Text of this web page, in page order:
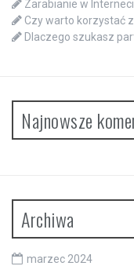
Zarabianie w
Czy warto korzystać
Dlaczego szukasz
Najnowsze
Archiwa
marzec 2024